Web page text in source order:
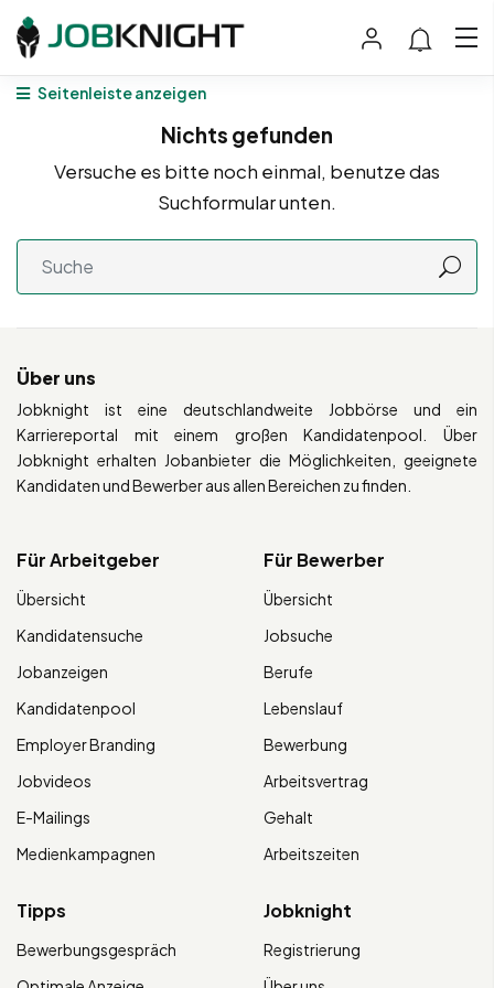
Seitenleiste anzeigen
Nichts gefunden
Versuche es bitte noch einmal, benutze das
Suchformular unten.
Über uns
Jobknight ist eine deutschlandweite Jobbörse und ein
Karriereportal mit einem großen Kandidatenpool. Über
Jobknight erhalten Jobanbieter die Möglichkeiten, geeignete
Kandidaten und Bewerber aus allen Bereichen zu finden.
Für Arbeitgeber
Übersicht
Kandidatensuche
Jobanzeigen
Kandidatenpool
Employer Branding
Jobvideos
E-Mailings
Medienkampagnen
Für Bewerber
Übersicht
Jobsuche
Berufe
Lebenslauf
Bewerbung
Arbeitsvertrag
Gehalt
Arbeitszeiten
Tipps
Bewerbungsgespräch
Jobknight
Registrierung